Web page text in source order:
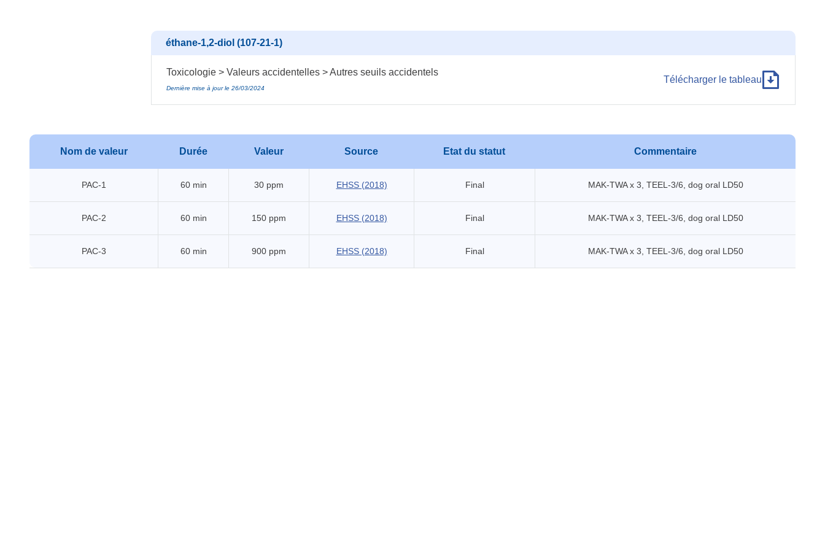
éthane-1,2-diol (107-21-1)
Toxicologie > Valeurs accidentelles > Autres seuils accidentels
Dernière mise à jour le 26/03/2024
Télécharger le tableau
Nom de valeur Durée Valeur Source Etat du statut Commentaire
PAC-1 60 min 30 ppm EHSS (2018) Final MAK-TWA x 3, TEEL-3/6, dog oral LD50
PAC-2 60 min 150 ppm EHSS (2018) Final MAK-TWA x 3, TEEL-3/6, dog oral LD50
PAC-3 60 min 900 ppm EHSS (2018) Final MAK-TWA x 3, TEEL-3/6, dog oral LD50